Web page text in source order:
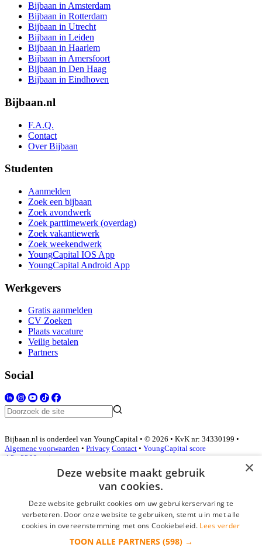
Bijbaan in Amsterdam
Bijbaan in Rotterdam
Bijbaan in Utrecht
Bijbaan in Leiden
Bijbaan in Haarlem
Bijbaan in Amersfoort
Bijbaan in Den Haag
Bijbaan in Eindhoven
Bijbaan.nl
F.A.Q.
Contact
Over Bijbaan
Studenten
Aanmelden
Zoek een bijbaan
Zoek avondwerk
Zoek parttimewerk (overdag)
Zoek vakantiewerk
Zoek weekendwerk
YoungCapital IOS App
YoungCapital Android App
Werkgevers
Gratis aanmelden
CV Zoeken
Plaats vacature
Veilig betalen
Partners
Social
Bijbaan.nl is onderdeel van YoungCapital • © 2026 • KvK nr: 34330199 •
Algemene voorwaarden • Privacy Contact • YoungCapital score
4.3 - 3366 reviews
Inloggen als bedrijf
*
×
Deze website maakt gebruik
van cookies.
Deze website gebruikt cookies om uw gebruikerservaring te
verbeteren. Door onze website te gebruiken, stemt u in met alle
cookies in overeenstemming met ons Cookiebeleid. Lees verder
TOON ALLE PARTNERS (598) →